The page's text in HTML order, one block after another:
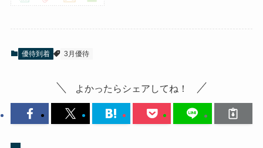
優待到着 3月優待
よかったらシェアしてね！